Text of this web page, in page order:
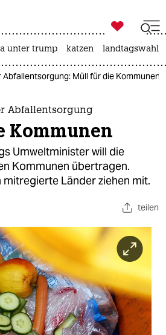
taz zahl ich
zahl ich

taz zahl ich
unter trump katzen landtagswahl
Müll für die Kommunen
Abfallentsorgung
Kommunen
Umweltminister will die
Kommunen übertragen.
Länder ziehen mit.
teilen